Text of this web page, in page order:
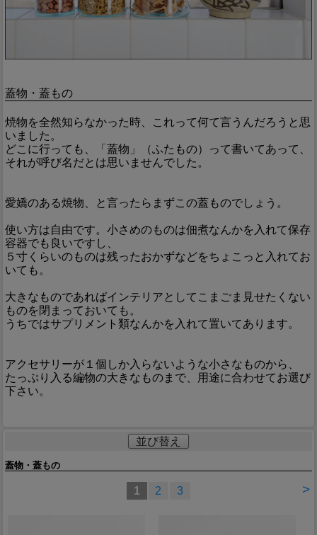
蓋物・蓋もの
焼物を全然知らなかった時、これって何て言うんだろうと思
いました。
どこに行っても、「蓋物」（ふたもの）って書いてあって、
それが呼び名だとは思いませんでした。
愛嬌のある焼物、と言ったらまずこの蓋ものでしょう。
使い方は自由です。小さめのものは佃煮なんかを入れて保存
容器でも良いですし、
５寸くらいのものは残ったおかずなどをちょこっと入れてお
いても。
大きなものであればインテリアとしてこまごま見せたくない
ものを閉まっておいても。
うちではサプリメント類なんかを入れて置いてあります。
アクセサリーが１個しか入らないような小さなものから、
たっぷり入る編物の大きなものまで、用途に合わせてお選び
下さい。
並び替え
蓋物・蓋もの
>
1 2 3